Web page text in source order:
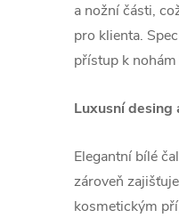
a nožní části,
pro klienta.
přístup k
Luxusní desing
Elegantní bílé
zároveň
kosmetickým